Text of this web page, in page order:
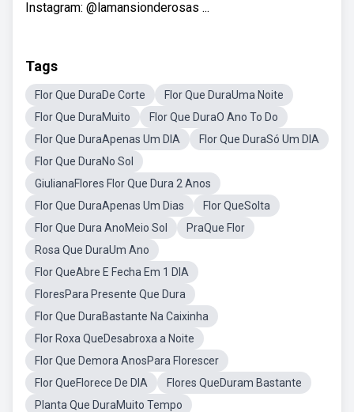
Instagram: @lamansionderosas ...
Tags
Flor Que DuraDe Corte
Flor Que DuraUma Noite
Flor Que DuraMuito
Flor Que DuraO Ano To Do
Flor Que DuraApenas Um DIA
Flor Que DuraSó Um DIA
Flor Que DuraNo Sol
GiulianaFlores Flor Que Dura 2 Anos
Flor Que DuraApenas Um Dias
Flor QueSolta
Flor Que Dura AnoMeio Sol
PraQue Flor
Rosa Que DuraUm Ano
Flor QueAbre E Fecha Em 1 DIA
FloresPara Presente Que Dura
Flor Que DuraBastante Na Caixinha
Flor Roxa QueDesabroxa a Noite
Flor Que Demora AnosPara Florescer
Flor QueFlorece De DIA
Flores QueDuram Bastante
Planta Que DuraMuito Tempo